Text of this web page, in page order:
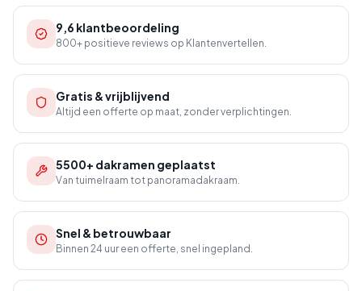
9,6 klantbeoordeling
800+ positieve reviews op Klantenvertellen.
Gratis & vrijblijvend
Altijd een offerte op maat, zonder verplichtingen.
5500+ dakramen geplaatst
Van tuimelraam tot panoramadakraam.
Snel & betrouwbaar
Binnen 24 uur een offerte, snel ingepland.